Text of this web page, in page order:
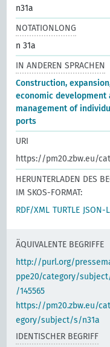
n31a
NOTATIONLONG
n 31a
IN ANDEREN SPRACHEN
Construction,
economic development
management of
ports
URI
https://pm20.zbw.eu/
HERUNTERLADEN DES
IM SKOS-FORMAT:
RDF/XML TURTLE JSON-
ÄQUIVALENTE BEGRIFFE
http://purl.org/
ppe20/category/
/145565
https://pm20.zbw.eu/cat
egory/subject/s/n31a
IDENTISCHER BEGRIFF